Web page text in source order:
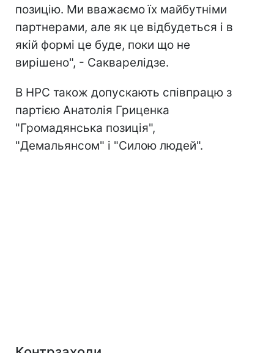
позицію. Ми вважаємо їх майбутніми
партнерами, але як це відбудеться і в
якій формі це буде, поки що не
вирішено", - Сакварелідзе.
В НРС також допускають співпрацю з
партією Анатолія Гриценка
"Громадянська позиція",
"Демальянсом" і "Силою людей".